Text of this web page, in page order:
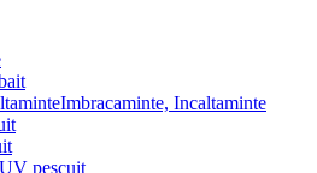
Imbracaminte, Incaltaminte
pescuit